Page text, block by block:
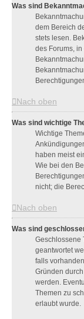
Was sind
dem Bereich
stets lesen.
des Forums,
Nach oben
Was sind wichtige
Wichtige
haben meist
Wie bei den
nicht; die
Nach oben
Was sind
Geschlossene
geantwortet
falls
Gründen
werden.
Themen zu
erlaubt wurde.